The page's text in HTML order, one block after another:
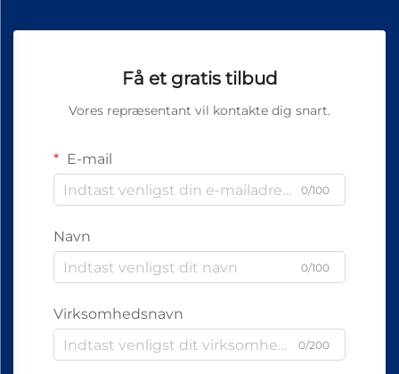
Få et gratis tilbud
Vores repræsentant vil kontakte dig snart.
E-mail
0/100
Navn
0/100
Virksomhedsnavn
0/200